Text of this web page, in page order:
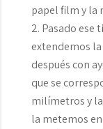
papel film y la
Pasado ese
extendemos
después con
que se
milímetros y
la metemos